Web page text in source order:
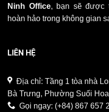
Ninh Office, bạn sẽ được
hoàn hảo trong không gian
LIÊN HỆ
Địa chỉ: Tầng 1 tòa nhà
Bà Trưng, Phường Suối
Gọi ngay: (+84) 867 657